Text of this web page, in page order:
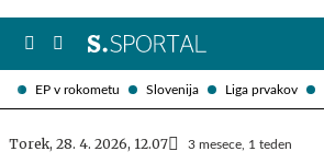
EP v rokometu Slovenija Liga prvakov
Torek, 28. 4. 2026, 12.07 3 mesece, 1 teden